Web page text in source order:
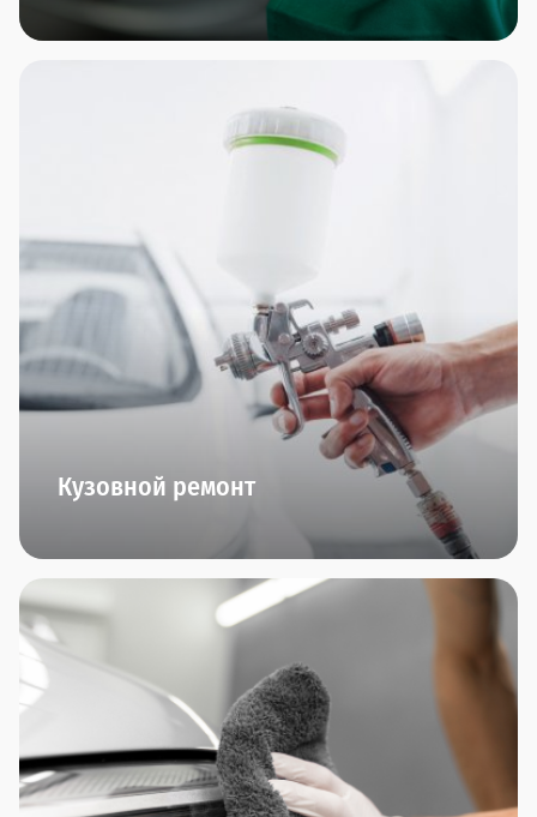
В наших дилерских центрах представлено
новейшее диагностическое оборудование.
диагностика - по итогам проведения мы
предоставим подробнейший отчет и сделаем
интересное предложение по ремонту, если это
Кузовной ремонт
Кузовные работы любой сложности, работы с
алюминием, малярные работы (и даже
аэрография!), ремонт пластика, замена стекол,
полировка автомобиля - все это мы умеем и
можем делать в нашем центре малярно-кузовного
ремонта "Прагматика". Приезжайте. Вам